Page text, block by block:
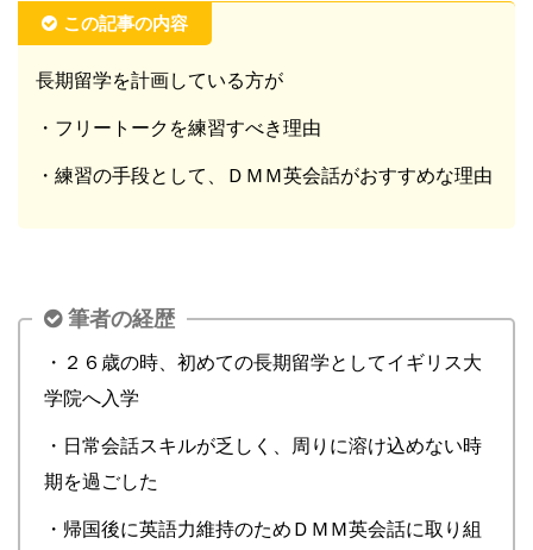
この記事の内容
長期留学を計画している方が
・フリートークを練習すべき理由
・練習の手段として、ＤＭＭ英会話がおすすめな理由
筆者の経歴
・２６歳の時、初めての長期留学としてイギリス大
学院へ入学
・日常会話スキルが乏しく、周りに溶け込めない時
期を過ごした
・帰国後に英語力維持のためＤＭＭ英会話に取り組